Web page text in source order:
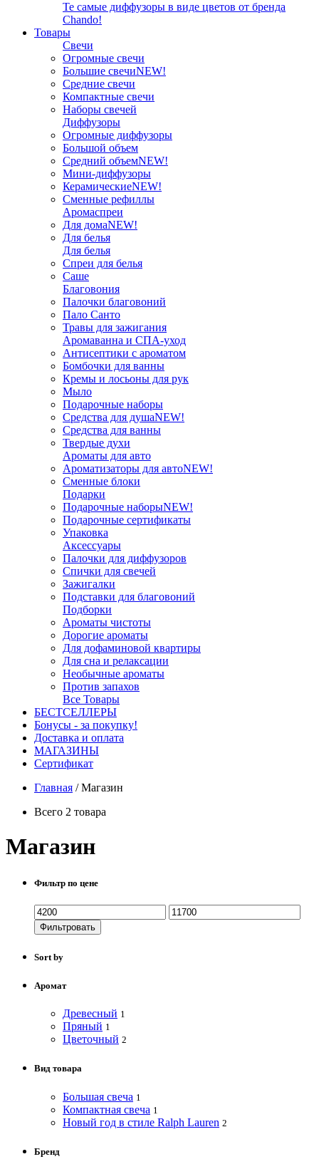
Те самые диффузоры в виде цветов от бренда
Chando!
Товары
Свечи
Огромные свечи
Большие свечиNEW!
Средние свечи
Компактные свечи
Наборы свечей
Диффузоры
Огромные диффузоры
Большой объем
Средний объемNEW!
Мини-диффузоры
КерамическиеNEW!
Сменные рефиллы
Аромаспреи
Для домаNEW!
Для белья
Для белья
Спреи для белья
Саше
Благовония
Палочки благовоний
Пало Санто
Травы для зажигания
Аромаванна и СПА-уход
Антисептики с ароматом
Бомбочки для ванны
Кремы и лосьоны для рук
Мыло
Подарочные наборы
Средства для душаNEW!
Средства для ванны
Твердые духи
Ароматы для авто
Ароматизаторы для автоNEW!
Сменные блоки
Подарки
Подарочные наборыNEW!
Подарочные сертификаты
Упаковка
Аксессуары
Палочки для диффузоров
Спички для свечей
Зажигалки
Подставки для благовоний
Подборки
Ароматы чистоты
Дорогие ароматы
Для дофаминовой квартиры
Для сна и релаксации
Необычные ароматы
Против запахов
Все Товары
БЕСТСЕЛЛЕРЫ
Бонусы - за покупку!
Доставка и оплата
МАГАЗИНЫ
Cертификат
Главная /Магазин
Всего 2 товара
Магазин
Фильтр по цене
Фильтровать
Sort by
Аромат
Древесный 1
Пряный 1
Цветочный 2
Вид товара
Большая свеча 1
Компактная свеча 1
Новый год в стиле Ralph Lauren 2
Бренд